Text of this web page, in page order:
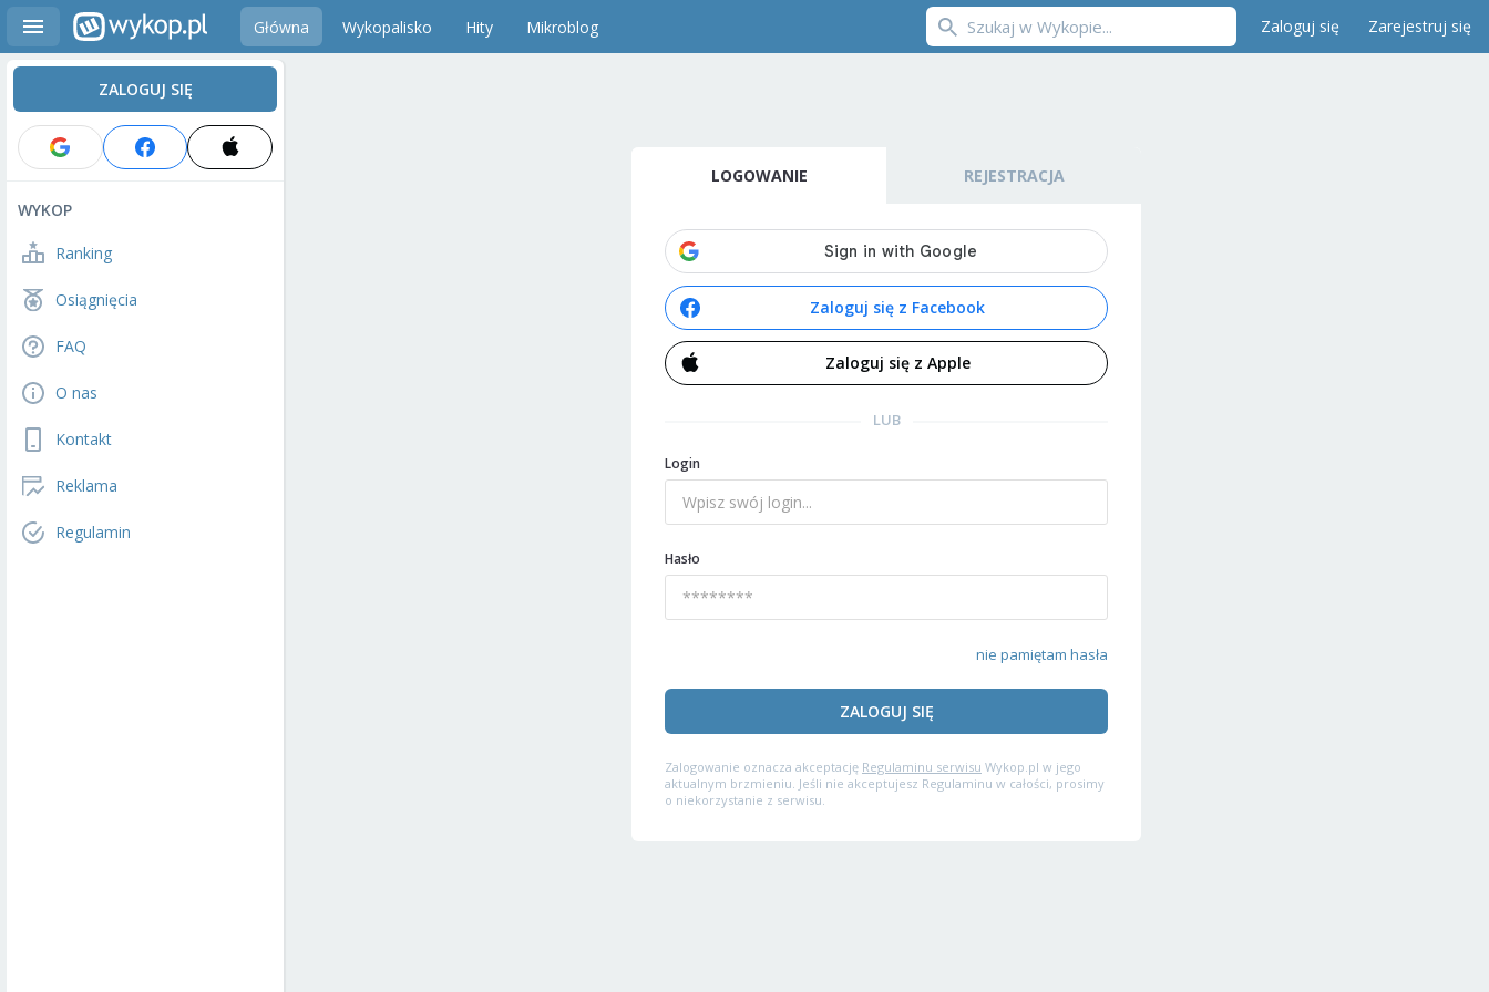
Główna Wykopalisko Hity Mikroblog Zaloguj się Zarejestruj się
ZALOGUJ SIĘ
WYKOP
Ranking
Osiągnięcia
FAQ
O nas
Kontakt
Reklama
Regulamin
LOGOWANIE REJESTRACJA
Zaloguj się z Facebook
Zaloguj się z Apple
LUB
Login
Hasło
nie pamiętam hasła
ZALOGUJ SIĘ
Zalogowanie oznacza akceptację Regulaminu serwisu Wykop.pl w jego
aktualnym brzmieniu. Jeśli nie akceptujesz Regulaminu w całości, prosimy
o niekorzystanie z serwisu.